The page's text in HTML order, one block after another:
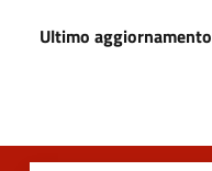
Ultimo aggiornamento